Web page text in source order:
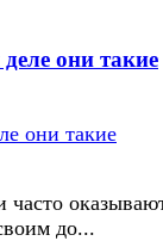
они такие
до...